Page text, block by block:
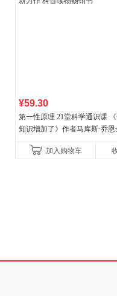
¥59.30
第一性原理 21堂科学通识课
知识增加了》作者马库斯·乔恩
加入购物车